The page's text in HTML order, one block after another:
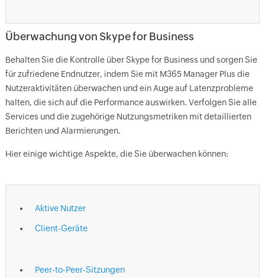
Überwachung von Skype for Business
Behalten Sie die Kontrolle über Skype for Business und sorgen Sie
für zufriedene Endnutzer, indem Sie mit M365 Manager Plus die
Nutzeraktivitäten überwachen und ein Auge auf Latenzprobleme
halten, die sich auf die Performance auswirken. Verfolgen Sie alle
Services und die zugehörige Nutzungsmetriken mit detaillierten
Berichten und Alarmierungen.
Hier einige wichtige Aspekte, die Sie überwachen können:
Aktive Nutzer
Client-Geräte
Peer-to-Peer-Sitzungen